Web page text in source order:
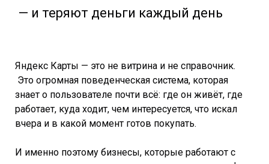
— и теряют деньги каждый день
Яндекс Карты — это не витрина и не справочник.
Это огромная поведенческая система, которая
знает о пользователе почти всё: где он живёт, где
работает, куда ходит, чем интересуется, что искал
вчера и в какой момент готов покупать.
И именно поэтому бизнесы, которые работают с